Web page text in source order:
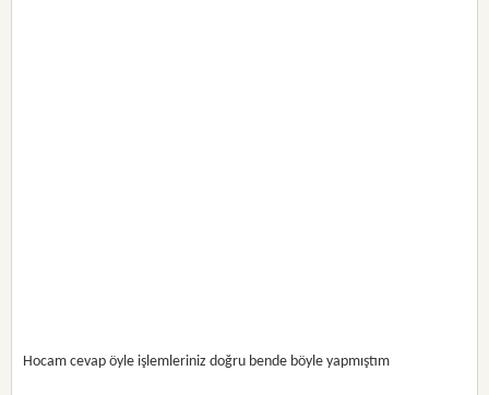
Hocam cevap öyle işlemleriniz doğru bende böyle yapmıştım